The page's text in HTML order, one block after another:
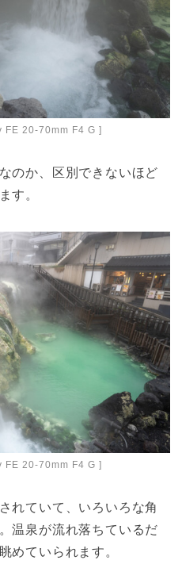
FE 20-70mm F4 G ]
のか、区別できないほど
す。
FE 20-70mm F4 G ]
れていて、いろいろな角
温泉が流れ落ちているだ
めていられます。